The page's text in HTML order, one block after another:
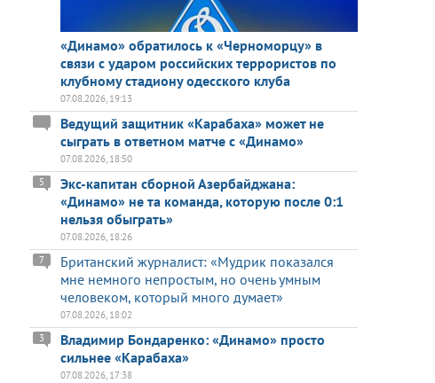
«Динамо» обратилось к «Черноморцу» в
связи с ударом российских террористов по
клубному стадиону одесского клуба
07.08.2026, 19:13
Ведущий защитник «Карабаха» может не
сыграть в ответном матче с «Динамо»
07.08.2026, 18:50
Экс-капитан сборной Азербайджана:
«Динамо» не та команда, которую после 0:1
нельзя обыграть»
5
07.08.2026, 18:26
Британский журналист: «Мудрик показался
мне немного непростым, но очень умным
человеком, который много думает»
7
07.08.2026, 18:02
Владимир Бондаренко: «Динамо» просто
сильнее «Карабаха»
3
07.08.2026, 17:38